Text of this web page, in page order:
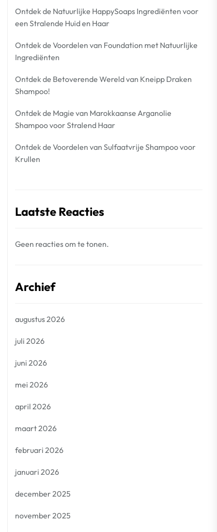
Ontdek de Natuurlijke HappySoaps Ingrediënten voor
een Stralende Huid en Haar
Ontdek de Voordelen van Foundation met Natuurlijke
Ingrediënten
Ontdek de Betoverende Wereld van Kneipp Draken
Shampoo!
Ontdek de Magie van Marokkaanse Arganolie
Shampoo voor Stralend Haar
Ontdek de Voordelen van Sulfaatvrije Shampoo voor
Krullen
Laatste Reacties
Geen reacties om te tonen.
Archief
augustus 2026
juli 2026
juni 2026
mei 2026
april 2026
maart 2026
februari 2026
januari 2026
december 2025
november 2025